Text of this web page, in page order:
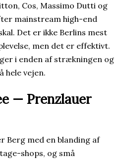
Cos, Massimo Dutti og
mainstream high-end
Det er ikke Berlins mest
men det er effektivt.
i enden af strækningen og
hele vejen.
— Prenzlauer
Berg med en blanding af
shops, og små